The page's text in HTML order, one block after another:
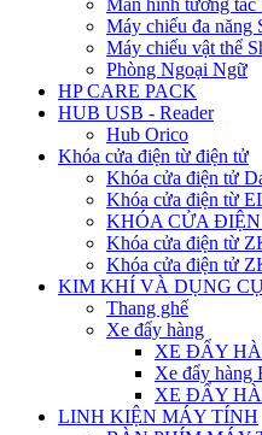
Máy chiếu đa năng
Máy chiếu vật thể
Phòng Ngoại Ngữ
HP CARE PACK
HUB USB - Reader
Hub Orico
Khóa cửa điện từ điện tử
Khóa cửa điện tử
Khóa cửa điện từ
KHÓA CỬA
Khóa cửa điện từ
Khóa cửa điện tử
KIM KHÍ VÀ DỤNG
Thang ghế
Xe đẩy hàng
XE ĐẨY
Xe đẩy hàng
XE ĐẨY
LINH KIỆN MÁY TÍNH